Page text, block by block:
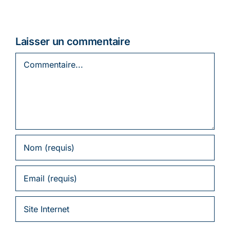
Laisser un commentaire